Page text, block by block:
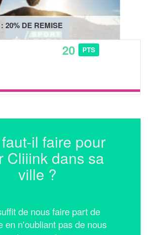
20% DE REMISE
20 PTS
il faire pour
Cliiink dans sa
ville ?
de nous faire part de
en n'oubliant pas de nous